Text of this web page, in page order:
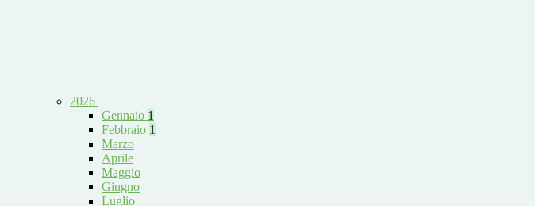
2026
Gennaio 1
Febbraio 1
Marzo
Aprile
Maggio
Giugno
Luglio